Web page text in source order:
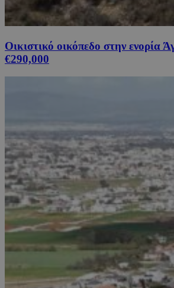
Οικιστικό οικόπεδο στην ενορία
€290,000